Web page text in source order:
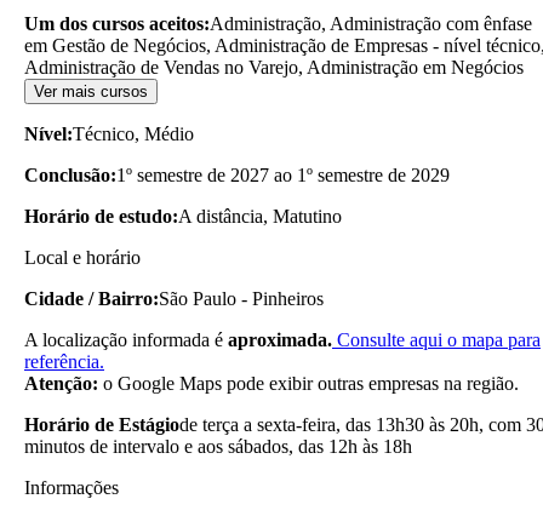
Um dos cursos aceitos:Administração, Administração com ênfase
em Gestão de Negócios, Administração de Empresas - nível
Administração de Vendas no Varejo, Administração em Negócios
Ver mais cursos
Nível:Técnico, Médio
Conclusão:1º semestre de 2027 ao 1º semestre de 2029
Horário de estudo:A distância, Matutino
Local e horário
Cidade / Bairro:São Paulo - Pinheiros
A localização informada é aproximada. Consulte aqui o mapa para
referência.
Atenção: o Google Maps pode exibir outras empresas na região.
Horário de Estágiode terça a sexta-feira, das 13h30 às 20h, com
minutos de intervalo e aos sábados, das 12h às 18h
Informações